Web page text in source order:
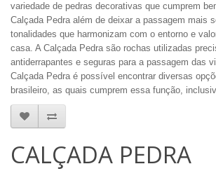
variedade de pedras decorativas que cumprem
Calçada Pedra além de deixar a passagem mais
tonalidades que harmonizam com o entorno e
casa. A Calçada Pedra são rochas utilizadas
antiderrapantes e seguras para a passagem das
Calçada Pedra é possível encontrar diversas
brasileiro, as quais cumprem essa função,
CALÇADA PEDRA